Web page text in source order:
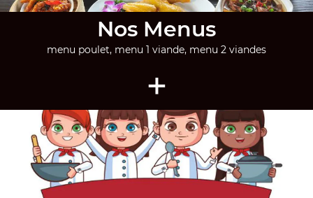
Nos Menus
menu poulet, menu 1 viande, menu 2 viandes
+